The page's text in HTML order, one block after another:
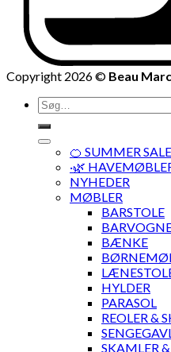
Copyright 2026 © Beau
Søg
efter:
🍊 SUMMER
·🌿
NYHEDER
MØBLER
BARSTOLE
BÆNKE
HYLDER
PARASOL
REOLER &
SKAMLER